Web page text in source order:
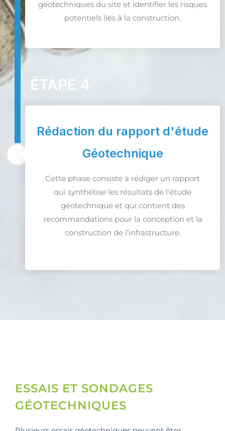
géotechniques du site et identifier les risques
potentiels liés à la construction.
ÉTAPE 4
Rédaction du rapport d'étude
Géotechnique
Cette phase consiste à rédiger un rapport
qui synthétise les résultats de l'étude
géotechnique et qui contient des
recommandations pour la conception et la
construction de l'infrastructure.
ESSAIS ET SONDAGES
GÉOTECHNIQUES